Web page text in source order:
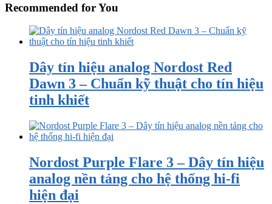
Recommended for You
Dây tín hiệu analog Nordost Red
Dawn 3 – Chuẩn kỹ thuật cho tín hiệu
tinh khiết
Nordost Purple Flare 3 – Dây tín hiệu
analog nền tảng cho hệ thống hi-fi
hiện đại